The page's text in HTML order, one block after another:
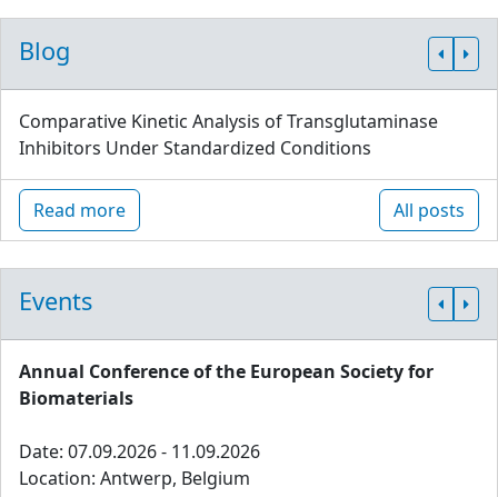
Blog
Comparative Kinetic Analysis of Transglutaminase
Inhibitors Under Standardized Conditions
Read more All posts
Events
Annual Conference of the European Society for
Biomaterials
Date: 07.09.2026 - 11.09.2026
Location: Antwerp, Belgium